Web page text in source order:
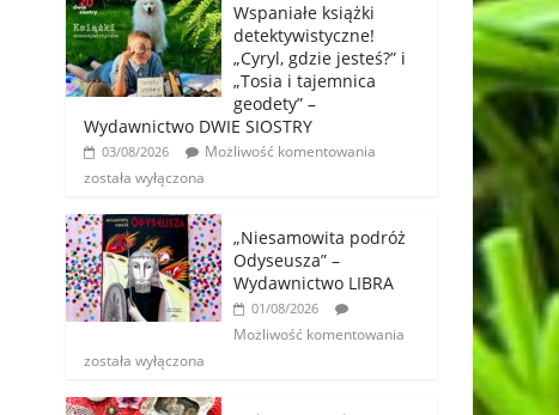
Wspaniałe książki
detektywistyczne!
„Cyryl, gdzie jesteś?” i
„Tosia i tajemnica
geodety” –
Wydawnictwo DWIE SIOSTRY
03/08/2026
Możliwość komentowania
została wyłączona
„Niesamowita podróż
Odyseusza” –
Wydawnictwo LIBRA
01/08/2026
Możliwość komentowania
została wyłączona